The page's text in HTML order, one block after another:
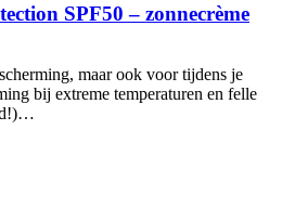
SPF50 – zonnecrème
maar ook voor tijdens je
bij extreme temperaturen en felle